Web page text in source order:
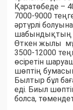
Қаратөбеде –
7000-9000
әртүрлі
шабындықтың
Өткен жылы
3500-12000
өсіретін
шөптің
Былтыр бұл
еді. Биыл
болса,